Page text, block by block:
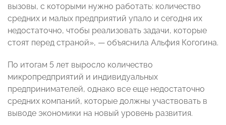
вызовы, с которыми нужно работать: количество
средних и малых предприятий упало и сегодня их
недостаточно, чтобы реализовать задачи, которые
стоят перед страной», — объяснила Альфия Когогина.
По итогам 5 лет выросло количество
микропредприятий и индивидуальных
предпринимателей, однако все еще недостаточно
средних компаний, которые должны участвовать в
выводе экономики на новый уровень развития.